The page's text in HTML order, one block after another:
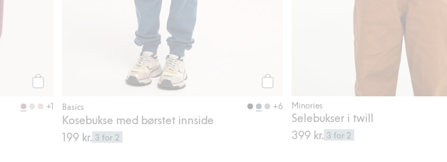
+1 Basics +6
Kosebukse med børstet innside
199 kr. 3 for 2
Minories
Selebukser i twill
399 kr. 3 for 2